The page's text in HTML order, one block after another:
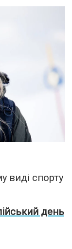
виді спорту
день